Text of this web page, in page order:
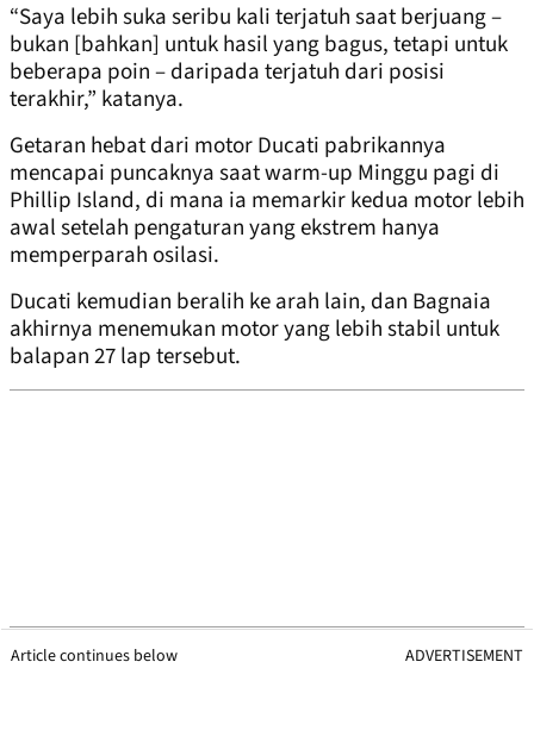
“Saya lebih suka seribu kali terjatuh saat berjuang –
bukan [bahkan] untuk hasil yang bagus, tetapi untuk
beberapa poin – daripada terjatuh dari posisi
terakhir,” katanya.
Getaran hebat dari motor Ducati pabrikannya
mencapai puncaknya saat warm-up Minggu pagi di
Phillip Island, di mana ia memarkir kedua motor lebih
awal setelah pengaturan yang ekstrem hanya
memperparah osilasi.
Ducati kemudian beralih ke arah lain, dan Bagnaia
akhirnya menemukan motor yang lebih stabil untuk
balapan 27 lap tersebut.
Article continues below ADVERTISEMENT